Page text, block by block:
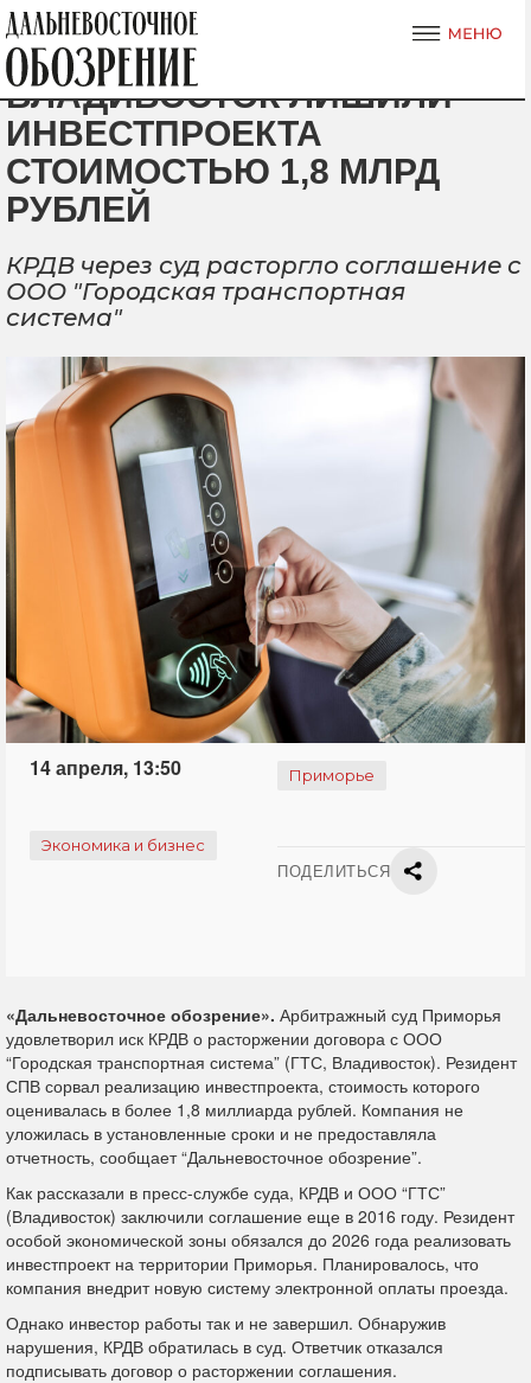
ВЛАДИВОСТОК ЛИШИЛИ
ИНВЕСТПРОЕКТА
СТОИМОСТЬЮ 1,8 МЛРД
РУБЛЕЙ
КРДВ через суд расторгло соглашение с
ООО "Городская транспортная
система"
14 апреля, 13:50 Приморье
Экономика и бизнес
ПОДЕЛИТЬСЯ
«Дальневосточное обозрение». Арбитражный суд Приморья
удовлетворил иск КРДВ о расторжении договора с ООО
“Городская транспортная система” (ГТС, Владивосток). Резидент
СПВ сорвал реализацию инвестпроекта, стоимость которого
оценивалась в более 1,8 миллиарда рублей. Компания не
уложилась в установленные сроки и не предоставляла
отчетность, сообщает “Дальневосточное обозрение”.
Как рассказали в пресс-службе суда, КРДВ и ООО “ГТС”
(Владивосток) заключили соглашение еще в 2016 году. Резидент
особой экономической зоны обязался до 2026 года реализовать
инвестпроект на территории Приморья. Планировалось, что
компания внедрит новую систему электронной оплаты проезда.
Однако инвестор работы так и не завершил. Обнаружив
нарушения, КРДВ обратилась в суд. Ответчик отказался
подписывать договор о расторжении соглашения.